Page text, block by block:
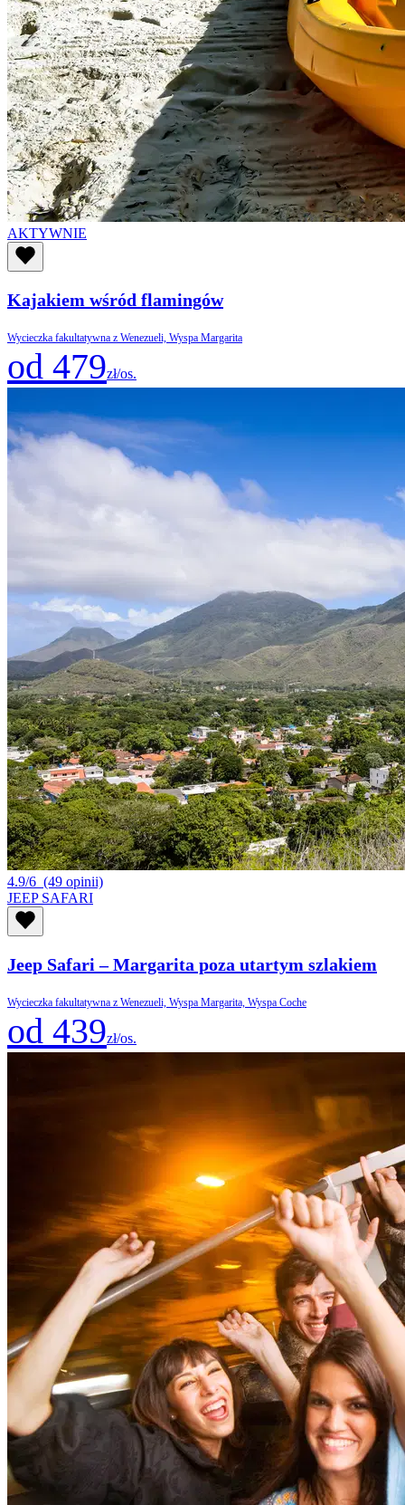
AKTYWNIE
Kajakiem wśród flamingów
Wycieczka fakultatywna z Wenezueli, Wyspa Margarita
od 479zł/os.
4.9/6 (49 opinii)
JEEP SAFARI
Jeep Safari – Margarita poza utartym szlakiem
Wycieczka fakultatywna z Wenezueli, Wyspa Margarita, Wyspa Coche
od 439zł/os.